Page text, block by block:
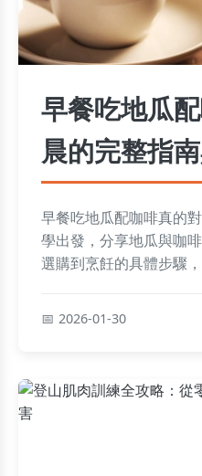
早餐吃地瓜
晨的完整指
早餐吃地瓜配咖啡真的
學出發，分享地瓜與咖
選購到烹飪的具體步驟
2026-01-30